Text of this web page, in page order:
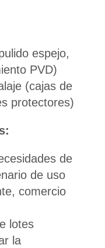
espejo,
PVD)
(cajas de
protectores)
de
de uso
comercio
lotes
la